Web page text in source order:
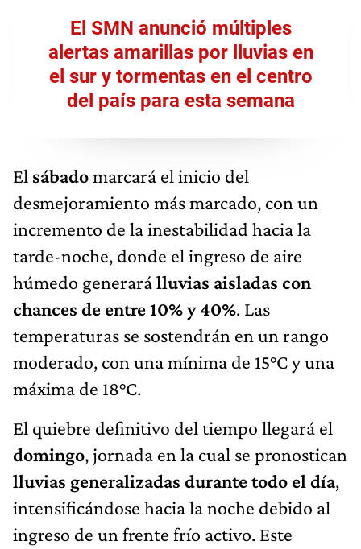
El SMN anunció múltiples
alertas amarillas por lluvias en
el sur y tormentas en el centro
del país para esta semana
El sábadomarcará el inicio del
desmejoramiento más marcado, con un
incremento de la inestabilidad hacia la
tarde-noche, donde el ingreso de aire
húmedo generarálluvias aisladas con
chances de entre 10% y 40%. Las
temperaturas se sostendrán en un rango
moderado, con una mínima de 15°C y una
máxima de 18°C.
El quiebre definitivo del tiempo llegará el
domingo, jornada en la cual se pronostican
lluvias generalizadas durante todo el día,
intensificándose hacia la noche debido al
ingreso de un frente frío activo. Este